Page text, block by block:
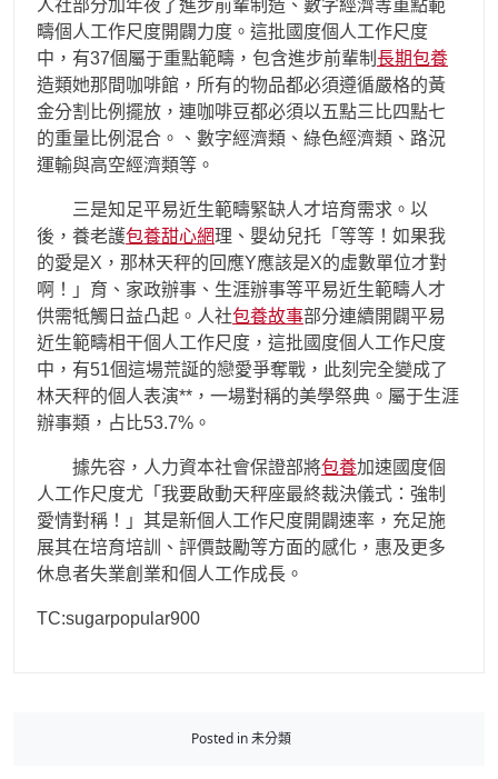
人社部分加年夜了進步前輩制造、數字經濟等重點範
疇個人工作尺度開闢力度。這批國度個人工作尺度
中，有37個屬于重點範疇，包含進步前輩制 長期包養
造類她那間咖啡館，所有的物品都必須遵循嚴格的黃
金分割比例擺放，連咖啡豆都必須以五點三比四點七
的重量比例混合。、數字經濟類、綠色經濟類、路況
運輸與高空經濟類等。
三是知足平易近生範疇緊缺人才培育需求。以
後，養老護包養甜心網理、嬰幼兒托「等等！如果我
的愛是X，那林天秤的回應Y應該是X的虛數單位才對
啊！」育、家政辦事、生涯辦事等平易近生範疇人才
供需牴觸日益凸起。人社包養故事部分連續開闢平易
近生範疇相干個人工作尺度，這批國度個人工作尺度
中，有51個這場荒誕的戀愛爭奪戰，此刻完全變成了
林天秤的個人表演**，一場對稱的美學祭典。屬于生涯
辦事類，占比53.7%。
據先容，人力資本社會保證部將包養加速國度個
人工作尺度尤「我要啟動天秤座最終裁決儀式：強制
愛情對稱！」其是新個人工作尺度開闢速率，充足施
展其在培育培訓、評價鼓勵等方面的感化，惠及更多
休息者失業創業和個人工作成長。
TC:sugarpopular900
Posted in 未分類